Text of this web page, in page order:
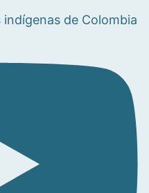
indígenas de Colombia